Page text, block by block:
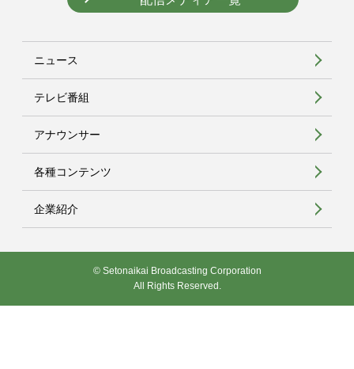
ニュース
テレビ番組
アナウンサー
各種コンテンツ
企業紹介
© Setonaikai Broadcasting Corporation
All Rights Reserved.